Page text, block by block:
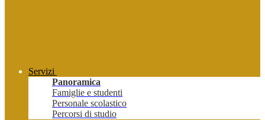
Servizi
Panoramica
Famiglie e studenti
Personale scolastico
Percorsi di studio